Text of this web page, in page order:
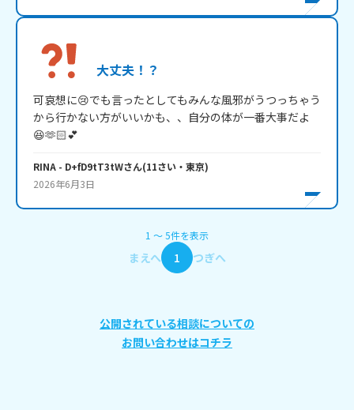
大丈夫！？
可哀想に😢でも言ったとしてもみんな風邪がうつっちゃう
から行かない方がいいかも、、自分の体が一番大事だよ
😆🫶🏻💕
RINA - D+fD9tT3tWさん(11さい・ 東京)
2026年6月3日
1 〜5件を表示
まえへ 1 つぎへ
公開されている相談についての
お問い合わせはコチラ